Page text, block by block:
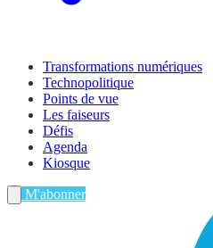
Transformations numériques
Technopolitique
Points de vue
Les faiseurs
Défis
Agenda
Kiosque
M'abonner